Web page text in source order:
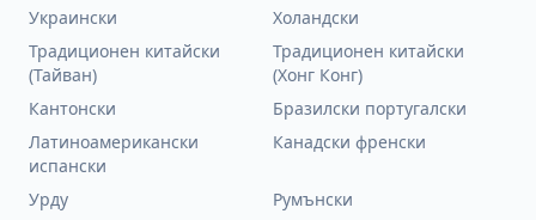
Украински
Холандски
Традиционен китайски
(Тайван)
Традиционен китайски
(Хонг Конг)
Кантонски
Бразилски португалски
Латиноамерикански
испански
Канадски френски
Урду
Румънски